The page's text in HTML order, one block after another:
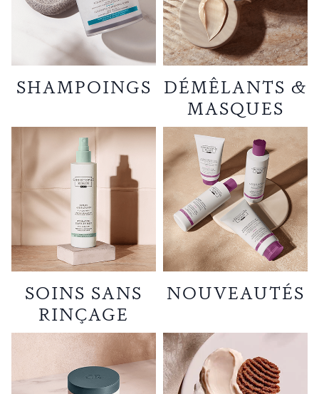
SHAMPOINGS
DÉMÊLANTS &
MASQUES
SOINS SANS
RINÇAGE
NOUVEAUTÉS